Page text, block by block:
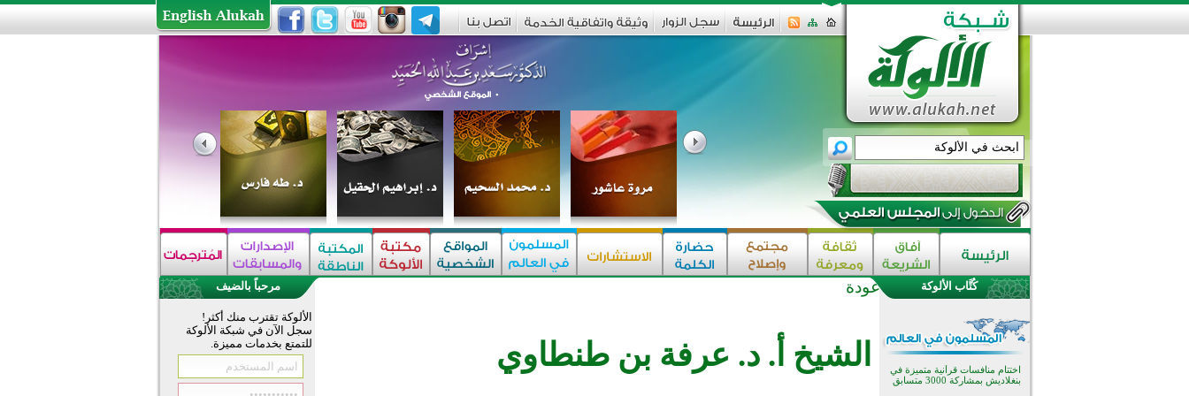
عودة
الشيخ أ. د. عرفة بن طنطاوي
مرحباً بالضيف
الألوكة تقترب منك أكثر!
سجل الآن في شبكة الألوكة
للتمتع بخدمات مميزة.
كُتَّاب الألوكة
اختتام الدورة التاسعة لمسابقة حفظ
تيسليتش تختتم برنامجا تعليميا لتعزيز
القيم وبناء الشخصية للشباب
المسلمين
اختتام منافسات قرآنية متميزة في
بنغلاديش بمشاركة 3000 متسابق